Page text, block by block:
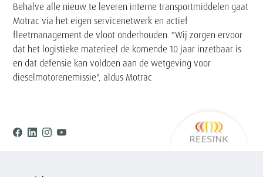
Behalve alle nieuw te leveren interne transportmiddelen gaat
Motrac via het eigen servicenetwerk en actief
fleetmanagement de vloot onderhouden. "Wij zorgen ervoor
dat het logistieke materieel de komende 10 jaar inzetbaar is
en dat defensie kan voldoen aan de wetgeving voor
dieselmotorenemissie", aldus Motrac
Facebook
Linkedin
Instagram
Youtube